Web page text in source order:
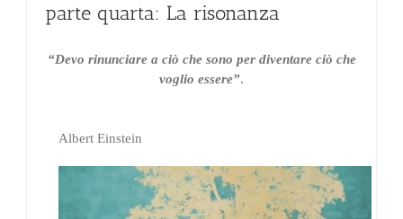
parte quarta: La risonanza
“Devo rinunciare a ciò che sono per diventare ciò che
voglio essere”.
Albert Einstein